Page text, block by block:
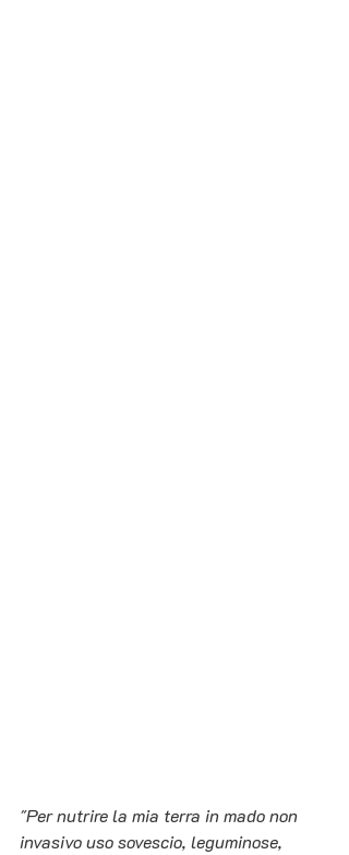
"Per nutrire la mia terra in mado non
invasivo uso sovescio, leguminose,